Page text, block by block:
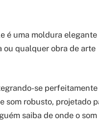
é uma moldura elegante
ou qualquer obra de arte
se perfeitamente
som robusto, projetado
saiba de onde o som